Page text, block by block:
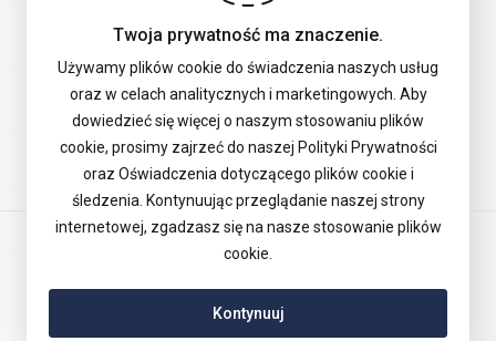
Oferta
Pomoc Techniczna
Copyright © 2026 Remote Admin Sp. z o.o. Wszelkie prawa
Polski
Twoja prywatność ma znaczenie.
Używamy plików cookie do świadczenia naszych usług
oraz w celach analitycznych i marketingowych. Aby
dowiedzieć się więcej o naszym stosowaniu plików
cookie, prosimy zajrzeć do naszej Polityki Prywatności
oraz Oświadczenia dotyczącego plików cookie i
śledzenia. Kontynuując przeglądanie naszej strony
internetowej, zgadzasz się na nasze stosowanie plików
cookie.
Kontynuuj